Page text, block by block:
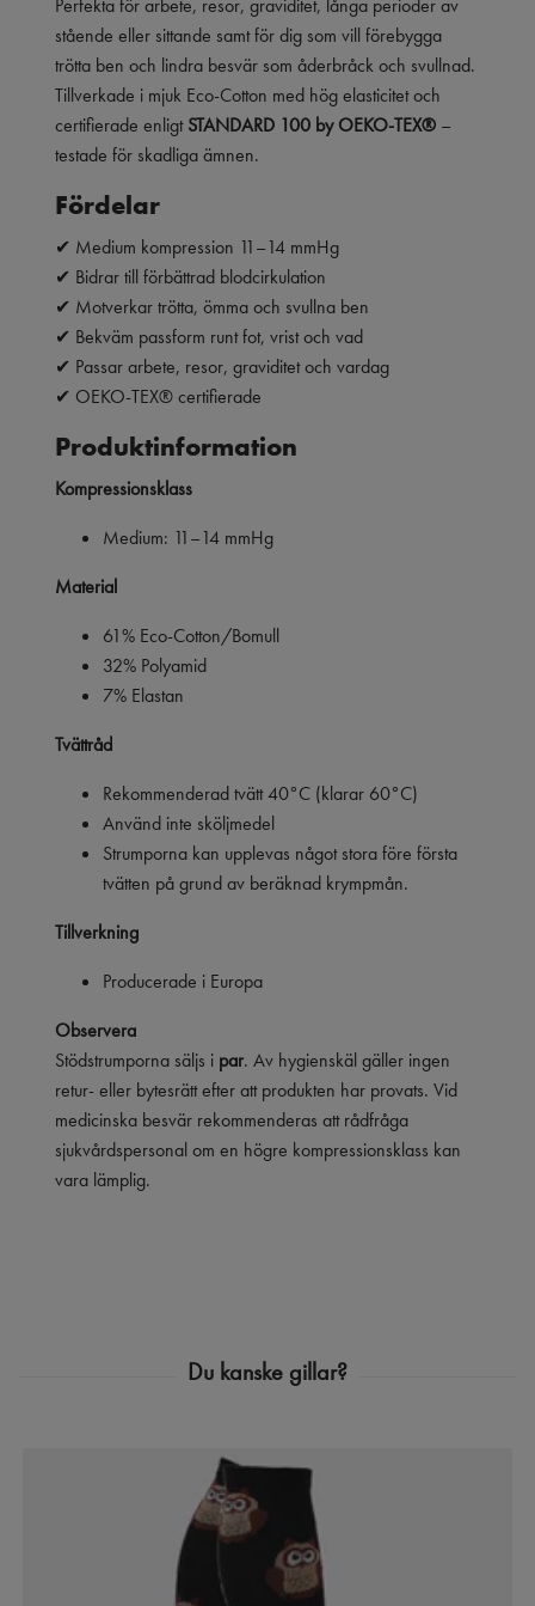
Perfekta för arbete, resor, graviditet, långa perioder av
stående eller sittande samt för dig som vill förebygga
trötta ben och lindra besvär som åderbråck och svullnad.
Tillverkade i mjuk Eco-Cotton med hög elasticitet och
certifierade enligtSTANDARD 100 by OEKO-TEX® –
testade för skadliga ämnen.
Fördelar
✔ Medium kompression 11–14 mmHg
✔ Bidrar till förbättrad blodcirkulation
✔ Motverkar trötta, ömma och svullna ben
✔ Bekväm passform runt fot, vrist och vad
✔ Passar arbete, resor, graviditet och vardag
✔ OEKO-TEX® certifierade
Produktinformation
Kompressionsklass
Medium: 11–14 mmHg
Material
61% Eco-Cotton/Bomull
32% Polyamid
7% Elastan
Tvättråd
Rekommenderad tvätt 40°C (klarar 60°C)
Använd inte sköljmedel
Strumporna kan upplevas något stora före första
tvätten på grund av beräknad krympmån.
Tillverkning
Producerade i Europa
Observera
Stödstrumporna säljs i par. Av hygienskäl gäller ingen
retur- eller bytesrätt efter att produkten har provats. Vid
medicinska besvär rekommenderas att rådfråga
sjukvårdspersonal om en högre kompressionsklass kan
vara lämplig.